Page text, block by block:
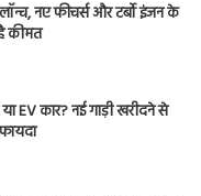
नए फीचर्स और टर्बो इंजन के
कीमत
EV कार? नई गाड़ी खरीदने से